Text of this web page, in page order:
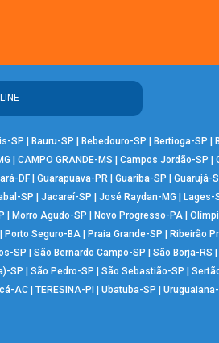
SP | Bauru-SP | Bebedouro-SP | Bertioga-SP |
| CAMPO GRANDE-MS | Campos Jordão-SP |
DF | Guarapuava-PR | Guariba-SP | Guarujá-
SP | Jacareí-SP | José Raydan-MG | Lages-
| Morro Agudo-SP | Novo Progresso-PA |
| Porto Seguro-BA| Praia Grande-SP | Ribeirão
SP | São Bernardo Campo-SP | São Borja-RS |
SP | São Pedro-SP | São Sebastião-SP |
AC| TERESINA-PI | Ubatuba-SP |